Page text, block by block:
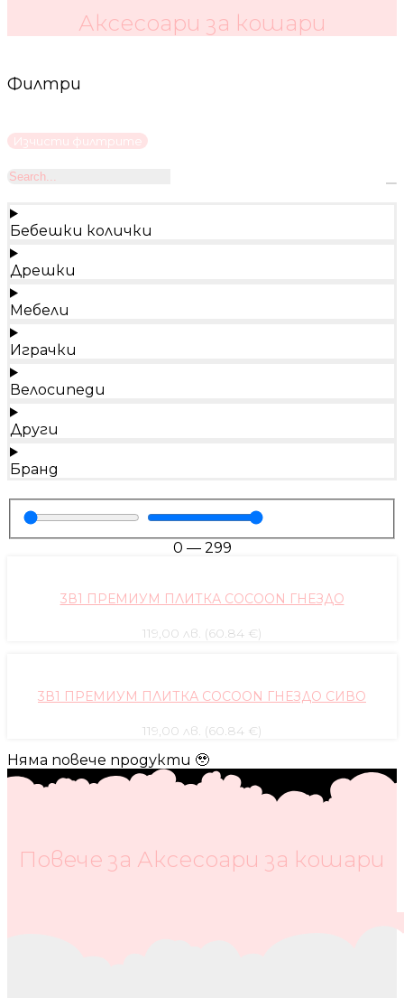
Аксесоари за кошари
Филтри
Изчисти филтрите
Бебешки колички
Дрешки
Мебели
Играчки
Велосипеди
Други
Бранд
0 — 299
3В1 ПРЕМИУМ ПЛИТКА COCOON ГНЕЗДО
119,00 лв. (60.84 €)
3В1 ПРЕМИУМ ПЛИТКА COCOON ГНЕЗДО СИВО
119,00 лв. (60.84 €)
Няма повече продукти 🥹
Повече за Аксесоари за кошари